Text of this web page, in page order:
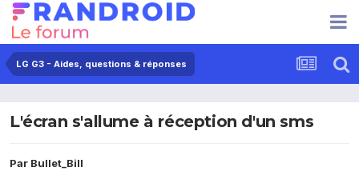
LG G3 - Aides, questions & réponses
L'écran s'allume à réception d'un sms
Par Bullet_Bill